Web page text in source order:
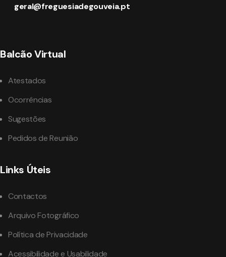
geral@freguesiadegouveia.pt
Balcão Virtual
Atestados
Ocorrências
Sugestões
Pedidos de Reunião
Links Úteis
Contactos
Arquivo Fotográfico
Política de Privacidade
Acessibilidade e Usabilidade